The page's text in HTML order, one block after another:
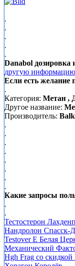
.
.
.
.
.
Danabol дозировка
другую
Если есть
.
Категория: Метан ,
Другое название:
Производитель:
.
.
.
.
.
.
.
.
Какие запросы
.
.
Тестостерон
Нандролон Спасск-
Testover E Белая
Механический
Hgh Frag со